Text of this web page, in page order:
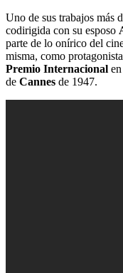
Uno de sus trabajos más
codirigida con su esposo
parte de lo onírico del
misma, como
Premio Internacional
de Cannes de 1947.